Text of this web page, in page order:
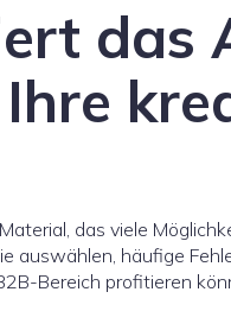
das
das viele
auswählen, häufige
Bereich profitieren